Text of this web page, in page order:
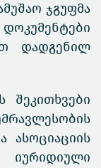
ჯგუფმა
დადგენილ
შეკითხვები
ასოციაციის